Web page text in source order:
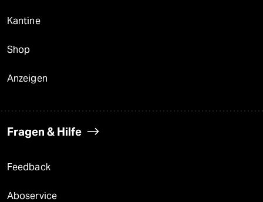
Kantine
Shop
Anzeigen
Fragen & Hilfe
Feedback
Aboservice